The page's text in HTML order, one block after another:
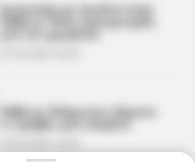
Διακοπές με παιδιά στην
Εύβοια: Ελάχιστοι ξέρουν